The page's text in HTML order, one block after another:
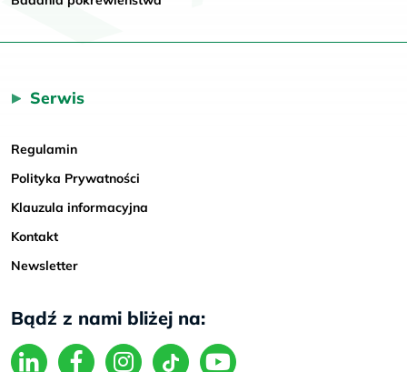
Serwis
Regulamin
Polityka Prywatności
Klauzula informacyjna
Kontakt
Newsletter
Bądź z nami bliżej na: